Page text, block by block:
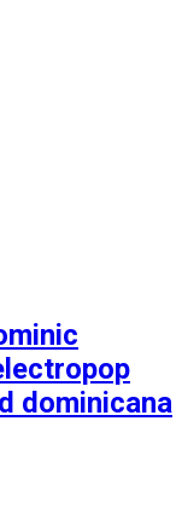
dominicana